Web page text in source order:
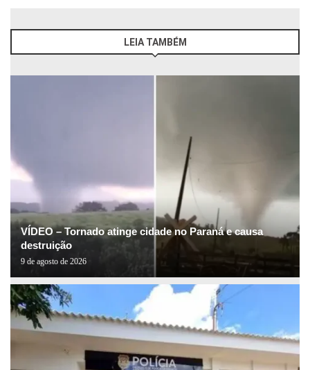
LEIA TAMBÉM
VÍDEO – Tornado atinge cidade no Paraná e causa
destruição
9 de agosto de 2026